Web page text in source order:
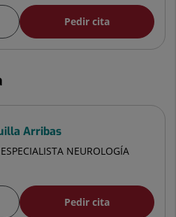
Pedir cita
Arribas
NEUROLOGÍA
Pedir cita